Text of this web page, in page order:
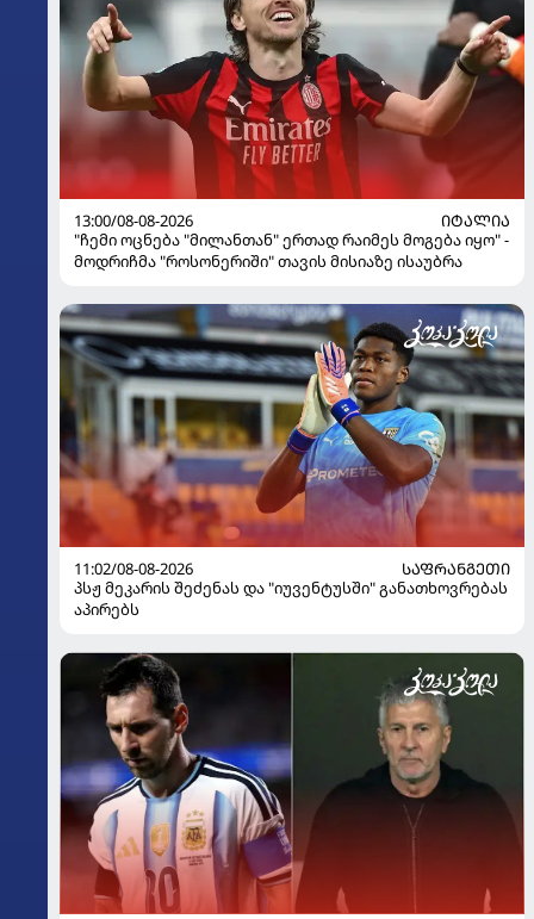
13:00/08-08-2026
ᲘᲢᲐᲚᲘᲐ
"ჩემი ოცნება "მილანთან" ერთად რაიმეს მოგება იყო" -
მოდრიჩმა "როსონერიში" თავის მისიაზე ისაუბრა
11:02/08-08-2026
ᲡᲐᲤᲠᲐᲜᲒᲔᲗᲘ
პსჟ მეკარის შეძენას და "იუვენტუსში" განათხოვრებას
აპირებს